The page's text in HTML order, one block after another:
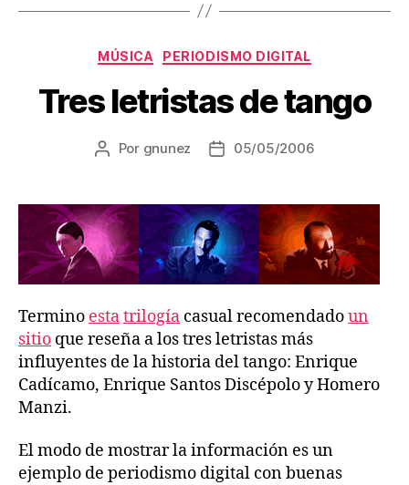
Categorías
MÚSICA PERIODISMO DIGITAL
Tres letristas de tango
Autor
entrada
Por gnunez
Fecha
entrada
05/05/2006
Termino estatrilogía casual recomendadoun
sitio que reseña a los tres letristas más
influyentes de la historia del tango: Enrique
Cadícamo, Enrique Santos Discépolo y Homero
Manzi.
El modo de mostrar la información es un
ejemplo de periodismo digital con buenas